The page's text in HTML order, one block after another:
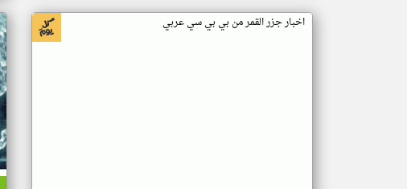
اخبار جزر القمر من بي بي سي عربي